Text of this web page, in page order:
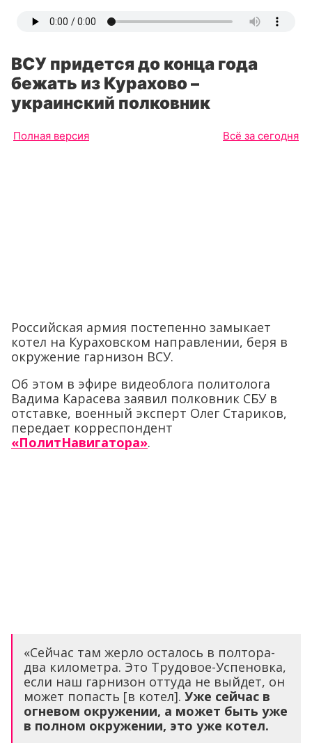
ВСУ придется до конца года
бежать из Курахово –
украинский полковник
Полная версия Всё за сегодня
Российская армия постепенно замыкает
котел на Кураховском направлении, беря в
окружение гарнизон ВСУ.
Об этом в эфире видеоблога политолога
Вадима Карасева заявил полковник СБУ в
отставке, военный эксперт Олег Стариков,
передает корреспондент
«ПолитНавигатора».
«Сейчас там жерло осталось в полтора-
два километра. Это Трудовое-Успеновка,
если наш гарнизон оттуда не выйдет, он
может попасть [в котел]. Уже сейчас в
огневом окружении, а может быть уже
в полном окружении, это уже котел.